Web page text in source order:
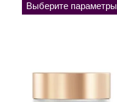
Выберите параметры